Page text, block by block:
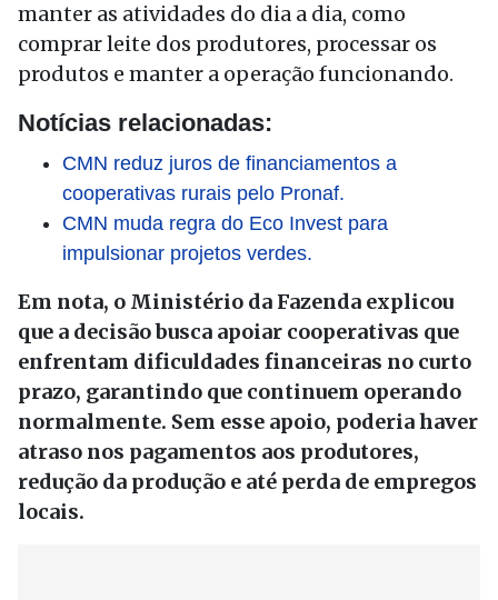
manter as atividades do dia a dia, como
comprar leite dos produtores, processar os
produtos e manter a operação funcionando.
Notícias relacionadas:
CMN reduz juros de financiamentos a
cooperativas rurais pelo Pronaf.
CMN muda regra do Eco Invest para
impulsionar projetos verdes.
Em nota, o Ministério da Fazenda explicou
que a decisão busca apoiar cooperativas que
enfrentam dificuldades financeiras no curto
prazo, garantindo que continuem operando
normalmente. Sem esse apoio, poderia haver
atraso nos pagamentos aos produtores,
redução da produção e até perda de empregos
locais.